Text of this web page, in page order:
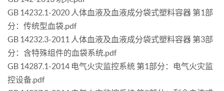
GB 14232.1-2020 人体血液及血液成分袋式塑料容器 第1部
分：传统型血袋.pdf
GB 14232.3-2011 人体血液及血液成分袋式塑料容器 第3部
分：含特殊组件的血袋系统.pdf
GB 14287.1-2014 电气火灾监控系统 第1部分：电气火灾监
控设备.pdf